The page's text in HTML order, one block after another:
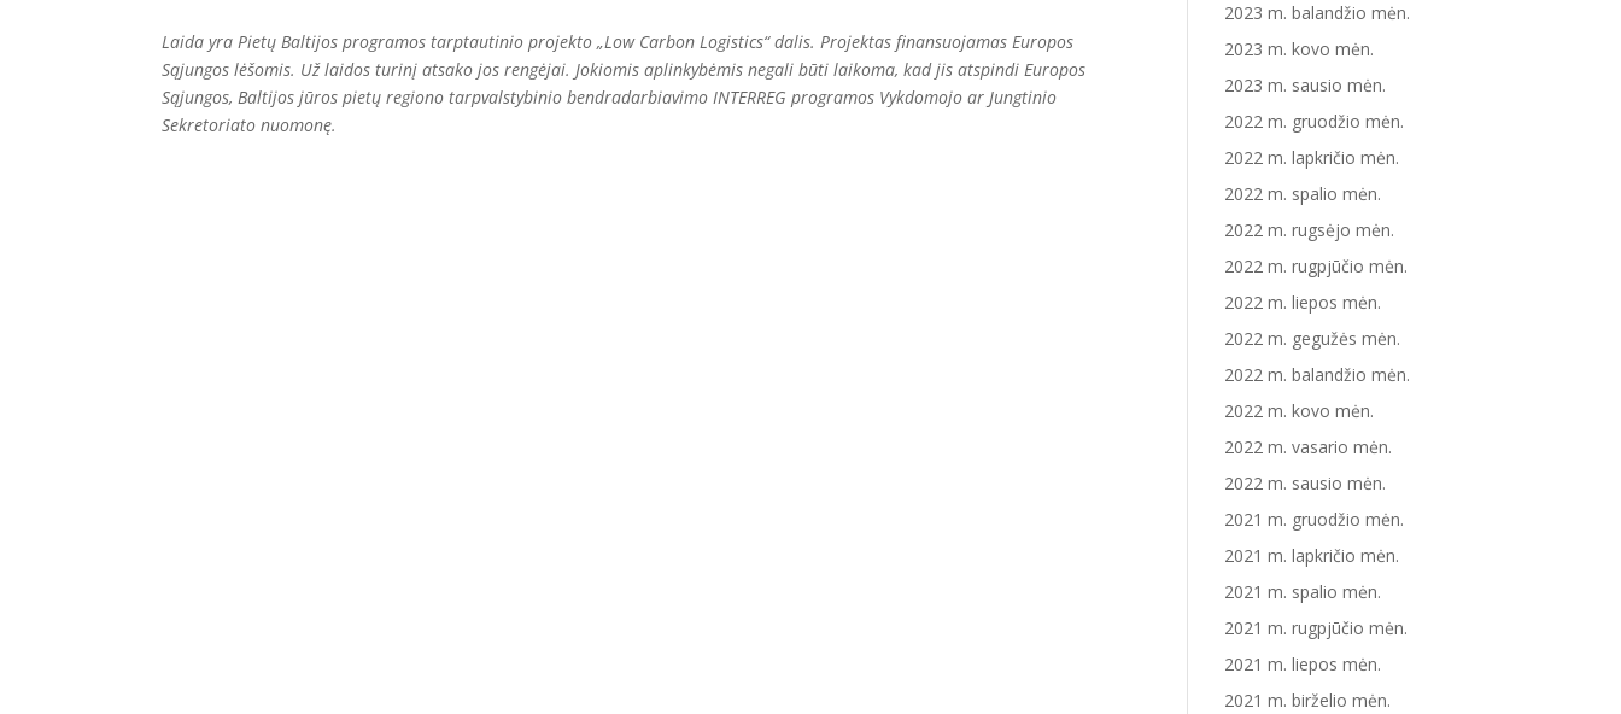
Laida yra Pietų Baltijos programos tarptautinio projekto „Low Carbon Logistics“ dalis. Projektas finansuojamas Europos
Sąjungos lėšomis. Už laidos turinį atsako jos rengėjai. Jokiomis aplinkybėmis negali būti laikoma, kad jis atspindi Europos
Sąjungos, Baltijos jūros pietų regiono tarpvalstybinio bendradarbiavimo INTERREG programos Vykdomojo ar Jungtinio
Sekretoriato nuomonę.
2023 m. balandžio mėn.
2023 m. kovo mėn.
2023 m. sausio mėn.
2022 m. gruodžio mėn.
2022 m. lapkričio mėn.
2022 m. spalio mėn.
2022 m. rugsėjo mėn.
2022 m. rugpjūčio mėn.
2022 m. liepos mėn.
2022 m. gegužės mėn.
2022 m. balandžio mėn.
2022 m. kovo mėn.
2022 m. vasario mėn.
2022 m. sausio mėn.
2021 m. gruodžio mėn.
2021 m. lapkričio mėn.
2021 m. spalio mėn.
2021 m. rugpjūčio mėn.
2021 m. liepos mėn.
2021 m. birželio mėn.